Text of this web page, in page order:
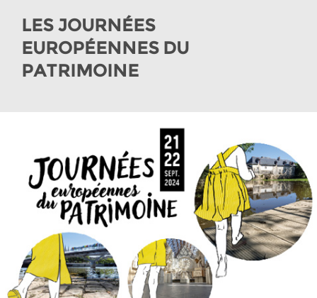
LES JOURNÉES
EUROPÉENNES DU
PATRIMOINE